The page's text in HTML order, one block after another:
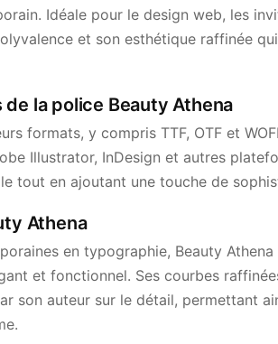
Idéale pour le design web, les
et son esthétique raffinée
la police Beauty Athena
formats, y compris TTF, OTF et
Illustrator, InDesign et autres
tout en ajoutant une touche de
Athena
en typographie, Beauty
et fonctionnel. Ses courbes
son auteur sur le détail, permettant